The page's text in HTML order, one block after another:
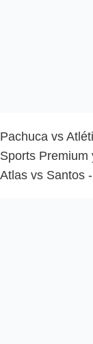
Pachuca vs
Sports Premium
Atlas vs Santos